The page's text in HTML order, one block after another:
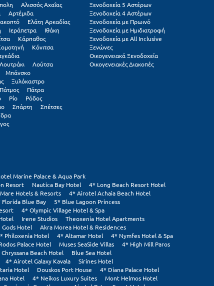
Αλισσός Αχαΐας
Αρτέμιδα
Ελάτη Αρκαδίας
Ιεράπετρα
Ιθάκη
Κάρπαθος
Κόνιτσα
Λουτράκι
Λούτσα
Μπάνσκο
Ξυλόκαστρο
Πάτμος
Πάτρα
Ρίο
Ρόδος
Σπάρτη
Σπέτσες
Ξενοδοχεία 5 Αστέρων
Ξενοδοχεία 4 Αστέρων
Ξενοδοχεία με Πρωινό
Ξενοδοχεία με Ημιδιατροφή
Ξενοδοχεία με All Inclusive
Ξενώνες
Οικογενειακά Ξενοδοχεία
Οικογενειακές Διακοπές
Marine Palace & Aqua Park
Resort Nautica Bay Hotel
4* Long Beach Resort Hotel
Hotels & Resorts
4* Airotel Achaia Beach Hotel
Florida Blue Bay
5* Blue Lagoon Princess
4* Olympic Village Hotel & Spa
Irene Studios
Theoxenia Hotel Apartments
Gods Hotel
Akra Morea Hotel & Residences
Philoxenia Hotel 4* Altamar Hotel
4* Nymfes Hotel & Spa
Palace Hotel Muses SeaSide Villas
4* High Mill Paros
Chryssana Beach Hotel
Blue Sea Hotel
4* Airotel Galaxy Kavala
Sirines Hotel
Hotel Douskos Port House
4* Diana Palace Hotel
Hotel 4* Neikos Luxury Suites
Mont Helmos Hotel